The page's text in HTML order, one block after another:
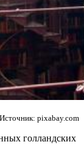
Источник: pixabay.com
голландских